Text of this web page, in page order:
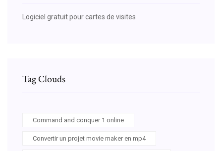
Logiciel gratuit pour cartes de visites
Tag Clouds
Command and conquer 1 online
Convertir un projet movie maker en mp4